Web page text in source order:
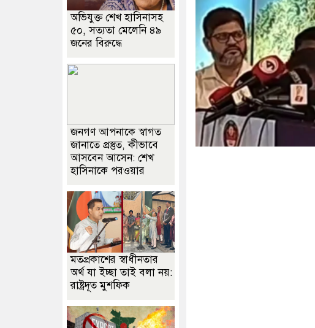
অভিযুক্ত শেখ হাসিনাসহ
৫০, সত্যতা মেলেনি ৪৯
জনের বিরুদ্ধে
জনগণ আপনাকে স্বাগত
জানাতে প্রস্তুত, কীভাবে
আসবেন আসেন: শেখ
হাসিনাকে পরওয়ার
মতপ্রকাশের স্বাধীনতার
অর্থ যা ইচ্ছা তাই বলা নয়:
রাষ্ট্রদূত মুশফিক